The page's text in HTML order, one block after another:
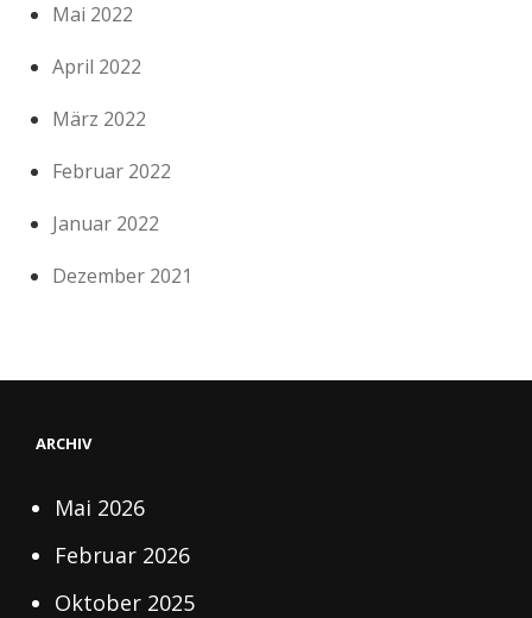
Mai 2022
April 2022
März 2022
Februar 2022
Januar 2022
Dezember 2021
ARCHIV
Mai 2026
Februar 2026
Oktober 2025